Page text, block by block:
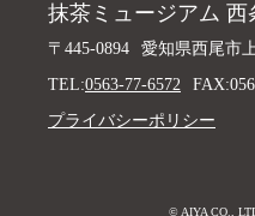
抹茶ミュージアム 西
〒445-0894
愛知県西尾市
TEL:0563-77-6572
プライバシーポリシー
© AIYA CO.,